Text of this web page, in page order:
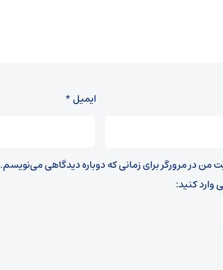
ایمیل*
من در مرورگر برای زمانی که دوباره دیدگاهی می‌نویسم.
وارد کنید: